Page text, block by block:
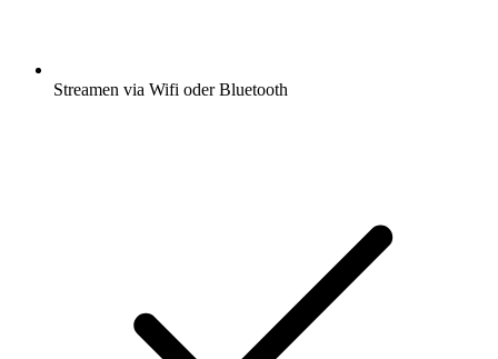
Streamen via Wifi oder Bluetooth